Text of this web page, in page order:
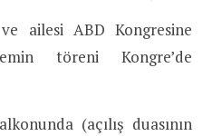
ailesi ABD Kongresine
töreni Kongre’de
(açılış duasının